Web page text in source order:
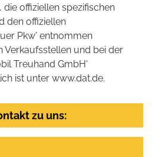
offiziellen spezifischen
den offiziellen
Pkw' entnommen
Verkaufsstellen und bei der
Treuhand GmbH'
ist unter www.dat.de.
zu uns: